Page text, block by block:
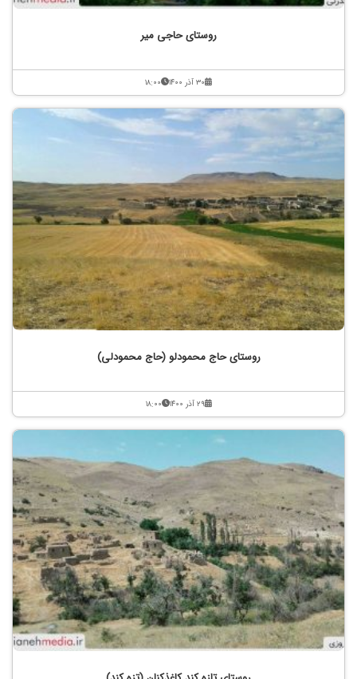
روستای حاجی میر
۳۰ آذر ۱۴۰۰ ۱۸:۰۰
روستای حاج محمودلو (حاج محمودلی)
۲۹ آذر ۱۴۰۰ ۱۸:۰۰